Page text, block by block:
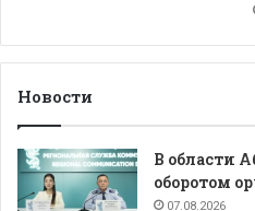
Новости
В области
оборотом
07.08.2026